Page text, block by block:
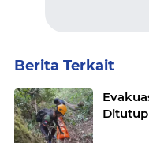
Berita Terkait
Ditutup